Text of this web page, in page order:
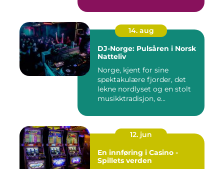
14. aug
DJ-Norge: Pulsåren i Norsk
Natteliv
Norge, kjent for sine
spektakulære fjorder, det
lekne nordlyset og en stolt
musikktradisjon, e...
12. jun
En innføring i Casino -
Spillets verden